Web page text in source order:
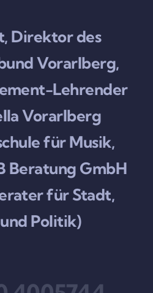
Direktor des
Vorarlberg,
Lehrender
Vorarlberg
für Musik,
Beratung GmbH
für Stadt,
Politik)